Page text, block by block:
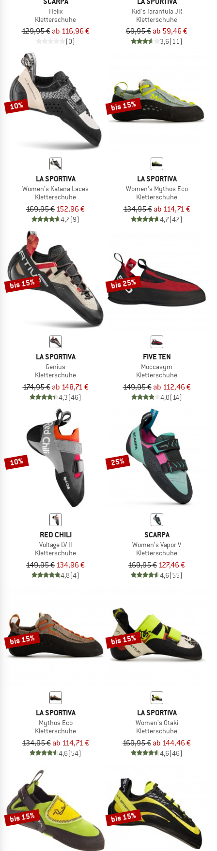
Helix
Kletterschuhe
129,95 € ab 116,96 €
(0)
Kid's Tarantula JR
Kletterschuhe
69,95 € ab 59,46 €
3,6(11)
10%
LA SPORTIVA
Women's Katana Laces
Kletterschuhe
169,95 € 152,96 €
4,7(9)
bis 15%
LA SPORTIVA
Women's Mythos Eco
Kletterschuhe
134,95 € ab 114,71 €
4,7(47)
bis 15%
LA SPORTIVA
Genius
Kletterschuhe
174,95 € ab 148,71 €
4,3(46)
bis 25%
FIVE TEN
Moccasym
Kletterschuhe
149,95 € ab 112,46 €
4,0(14)
10%
RED CHILI
Voltage LV II
Kletterschuhe
149,95 € 134,96 €
4,8(4)
25%
SCARPA
Women's Vapor V
Kletterschuhe
169,95 € 127,46 €
4,6(55)
bis 15%
LA SPORTIVA
Mythos Eco
Kletterschuhe
134,95 € ab 114,71 €
4,6(54)
bis 15%
LA SPORTIVA
Women's Otaki
Kletterschuhe
169,95 € ab 144,46 €
4,6(46)
bis 15% bis 15%